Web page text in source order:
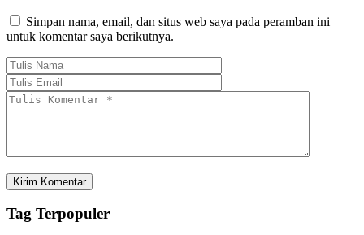
Simpan nama, email, dan situs web saya pada peramban ini
untuk komentar saya berikutnya.
Tag Terpopuler